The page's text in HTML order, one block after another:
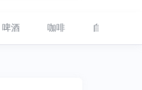
啤酒 咖啡 自家製醬料